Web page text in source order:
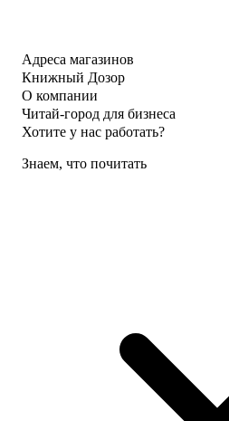
Адреса магазинов
Книжный Дозор
О компании
Читай-город для бизнеса
Хотите у нас работать?
Знаем, что почитать